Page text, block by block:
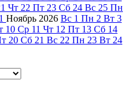
Чт 22 Пт 23 Сб 24 Вс 25 Пн
Ноябрь 2026 Вс 1 Пн 2 Вт 3
10 Ср 11 Чт 12 Пт 13 Сб 14
20 Сб 21 Вс 22 Пн 23 Вт 24